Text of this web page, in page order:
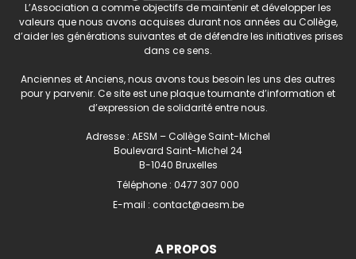
L’Association a comme objectifs de maintenir et développer les
valeurs que nous avons acquises durant nos années au Collège,
d’aider les générations suivantes et de défendre les initiatives prises
dans ce sens.
Anciennes et Anciens, nous avons tous besoin les uns des autres
pour y parvenir. Ce site est une plaque tournante d’information et
d’expression de solidarité entre nous.
Adresse : AESM – Collège Saint-Michel
Boulevard Saint-Michel 24
B-1040 Bruxelles
Téléphone : 0477 307 000
E-mail : contact@aesm.be
A PROPOS